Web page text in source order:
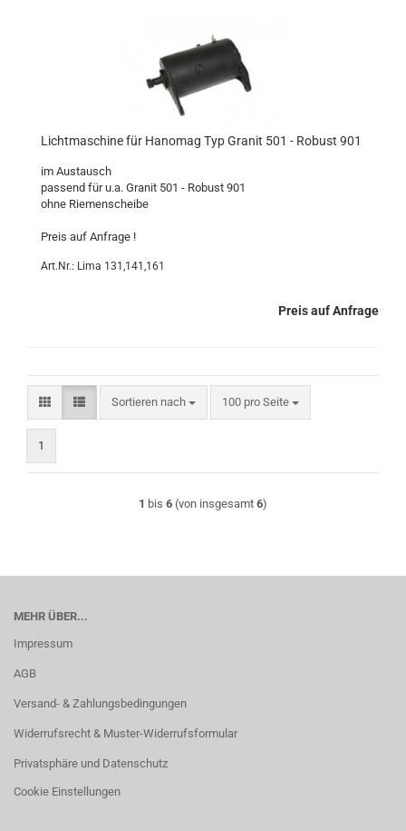
Lichtmaschine für Hanomag Typ Granit 501 - Robust 901
im Austausch
passend für u.a. Granit 501 - Robust 901
ohne Riemenscheibe
Preis auf Anfrage !
Art.Nr.: Lima 131,141,161
Preis auf Anfrage
Sortieren nach
Sortieren nach 100 pro Seite
pro Seite
1
1 bis 6 (von insgesamt 6)
MEHR ÜBER...
Impressum
AGB
Versand- & Zahlungsbedingungen
Widerrufsrecht & Muster-Widerrufsformular
Privatsphäre und Datenschutz
Cookie Einstellungen